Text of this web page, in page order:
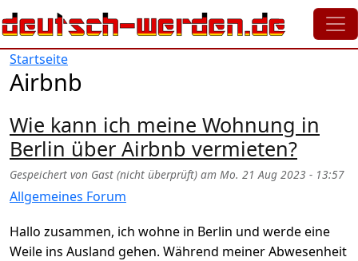
Direkt zum Inhalt
Startseite
Airbnb
Wie kann ich meine Wohnung in
Berlin über Airbnb vermieten?
Gespeichert von Gast (nicht überprüft) am Mo. 21 Aug 2023 - 13:57
Allgemeines Forum
Hallo zusammen, ich wohne in Berlin und werde eine
Weile ins Ausland gehen. Während meiner Abwesenheit